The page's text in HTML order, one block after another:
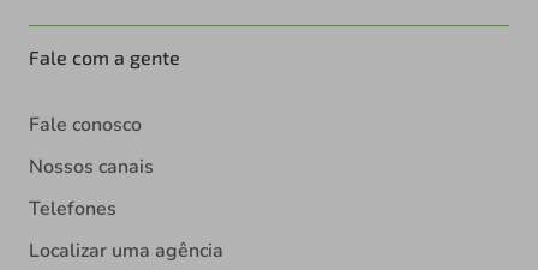
Fale com a gente
Fale conosco
Nossos canais
Telefones
Localizar uma agência